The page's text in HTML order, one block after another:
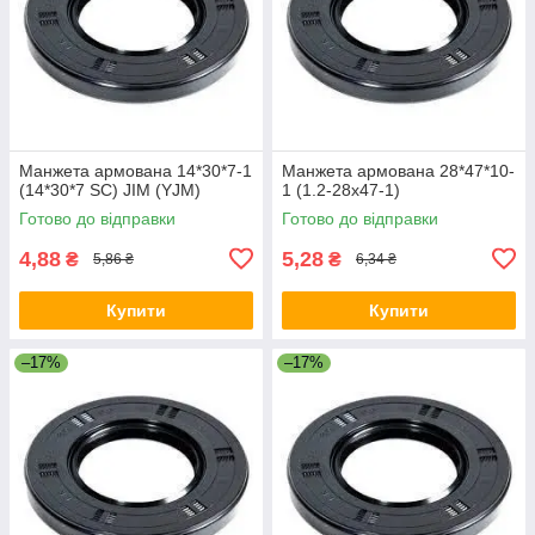
Манжета армована 14*30*7-1
(14*30*7 SC) JIM (YJM)
Готово до відправки
4,88 ₴ 5,86 ₴
Купити
Манжета армована 28*47*10-
1 (1.2-28х47-1)
Готово до відправки
5,28 ₴ 6,34 ₴
Купити
–17% –17%